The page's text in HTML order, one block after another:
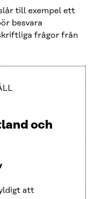
till exempel ett
besvara
frågor från
och
att